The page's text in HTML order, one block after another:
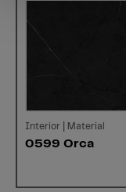
Interior | Material
0599 Orca